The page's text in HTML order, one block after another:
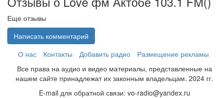
Еще отзывы
Написать комментарий
О нас
Контакты Добавить радио
Размещение рекламы
Все права на аудио и видео материалы, представленные на
нашем сайте принадлежат их законным владельцам. 2024 гг.
E-mail для обратной связи: vo-radio@yandex.ru